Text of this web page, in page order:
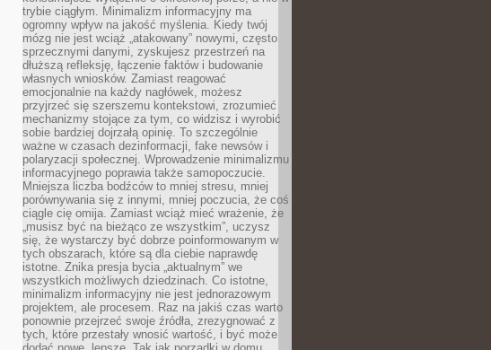
trybie ciągłym. Minimalizm informacyjny ma
ogromny wpływ na jakość myślenia. Kiedy twój
mózg nie jest wciąż „atakowany” nowymi, często
sprzecznymi danymi, zyskujesz przestrzeń na
dłuższą refleksję, łączenie faktów i budowanie
własnych wniosków. Zamiast reagować
emocjonalnie na każdy nagłówek, możesz
przyjrzeć się szerszemu kontekstowi, zrozumieć
mechanizmy stojące za tym, co widzisz i wyrobić
sobie bardziej dojrzałą opinię. To szczególnie
ważne w czasach dezinformacji, fake newsów i
polaryzacji społecznej. Wprowadzenie minimalizmu
informacyjnego poprawia także samopoczucie.
Mniejsza liczba bodźców to mniej stresu, mniej
porównywania się z innymi, mniej poczucia, że coś
ciągle cię omija. Zamiast wciąż mieć wrażenie, że
„musisz być na bieżąco ze wszystkim”, uczysz
się, że wystarczy być dobrze poinformowanym w
tych obszarach, które są dla ciebie naprawdę
istotne. Znika presja bycia „aktualnym” we
wszystkich możliwych dziedzinach. Co istotne,
minimalizm informacyjny nie jest jednorazowym
projektem, ale procesem. Raz na jakiś czas warto
ponownie przejrzeć swoje źródła, zrezygnować z
tych, które przestały wnosić wartość, i być może